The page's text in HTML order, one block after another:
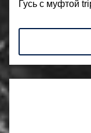
Гусь с муфтой